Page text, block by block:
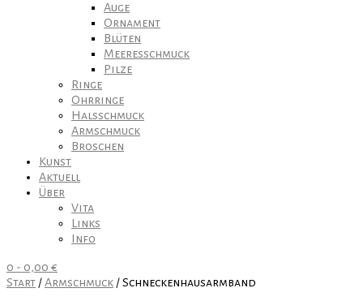
Auge
Ornament
Blüten
Meeresschmuck
Pilze
Ringe
Ohrringe
Halsschmuck
Armschmuck
Broschen
Kunst
Aktuell
Über
Vita
Links
Info
0 - 0,00 €
Start /Armschmuck / Schneckenhausarmband